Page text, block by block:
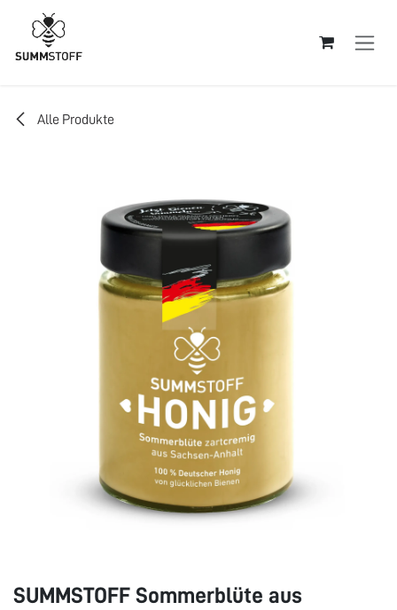
Zum Inhalt springen
Alle Produkte
SUMMSTOFF Sommerblüte aus